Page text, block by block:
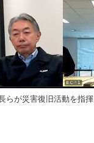
らが災害復旧活動を指揮